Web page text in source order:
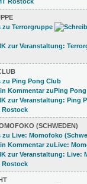
(SCHWEDEN)